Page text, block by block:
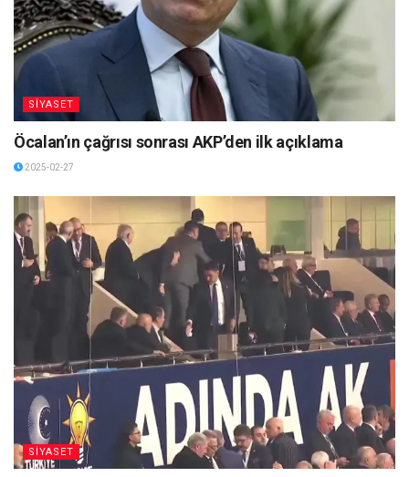
SİYASET
Öcalan’ın çağrısı sonrası AKP’den ilk açıklama
2025-02-27
SİYASET